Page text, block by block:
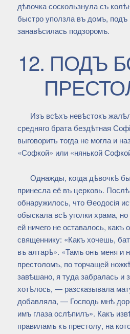
дѣвочка соскользнула съ
быстро уползла въ домъ, подъ
занавѣсилась подзоромъ.
12. ПОДЪ
Изъ всѣхъ невѣстокъ
средняго брата бездѣтная
выговорить тогда не могла и
«Софкой» или «нянькой
Однажды, когда дѣвочкѣ
принесла её въ церковь. Послѣ
обнаружилось, что Ѳеодосія
обыскала всѣ уголки храма,
ей ничего не оставалось, какъ
священнику: «Какъ хочешь,
въ алтарѣ». «Тамъ онъ меня и
престоломъ, по торчащей
завѣшано, я туда забралась и
хотѣлось, — разсказывала
добавляла, — Господь мнѣ
имъ глаза ослѣпилъ». Какъ
правиламъ къ престолу, на